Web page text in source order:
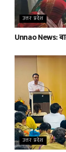
उत्तर प्रदेश
Unnao News:
उत्तर प्रदेश